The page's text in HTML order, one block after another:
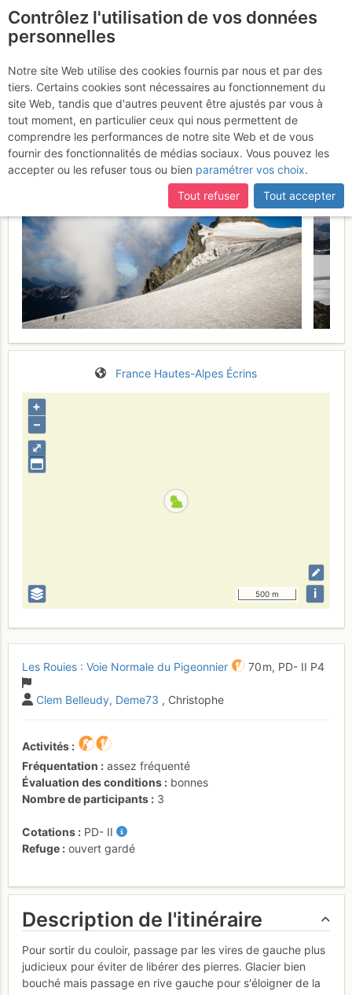
certaines pages ne sont plus accessibles, manquantes ou
incomplètes, déconnectez-vous puis reconnectez-vous à votre
compte sur le site.
Les Rouies : Voie
Normale du Pigeonnier
Dimanche 23 juillet 2017
France Hautes-Alpes Écrins
⤢
+
–
500 m i
Les Rouies : Voie Normale du Pigeonnier 70 m, PD- II P4
Clem Belleudy Deme73 , Christophe
Activités
Fréquentation
assez fréquenté
Évaluation des conditions
bonnes
Nombre de participants
3
Cotations PD- II
Refuge
ouvert gardé
Description de l'itinéraire
Pour sortir du couloir, passage par les vires de gauche plus
judicieux pour éviter de libérer des pierres. Glacier bien
bouché mais passage en rive gauche pour s'éloigner de la
Contrôlez l'utilisation de vos données
personnelles
Notre site Web utilise des cookies fournis par nous et par des
tiers. Certains cookies sont nécessaires au fonctionnement du
site Web, tandis que d'autres peuvent être ajustés par vous à
tout moment, en particulier ceux qui nous permettent de
comprendre les performances de notre site Web et de vous
fournir des fonctionnalités de médias sociaux. Vous pouvez les
accepter ou les refuser tous ou bien paramétrer vos choix.
Tout refuser
Tout accepter